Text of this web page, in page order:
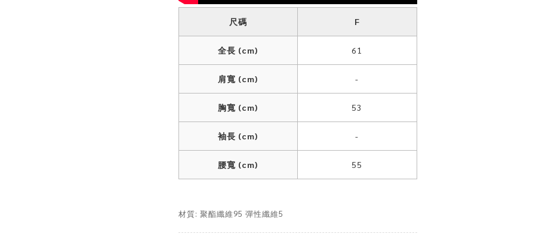
尺碼 F
全長 (cm) 61
肩寬 (cm) -
胸寬 (cm) 53
袖長 (cm) -
腰寬 (cm) 55
材質: 聚酯纖維95 彈性纖維5